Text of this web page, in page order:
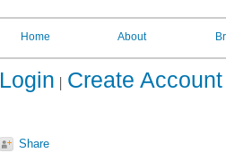
Home About
Login Create Account
Share